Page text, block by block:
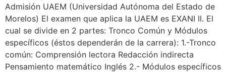
Admisión UAEM (Universidad Autónoma del Estado de
Morelos) El examen que aplica la UAEM es EXANI II. El
cual se divide en 2 partes: Tronco Común y Módulos
específicos (éstos dependerán de la carrera): 1.-Tronco
común: Comprensión lectora Redacción indirecta
Pensamiento matemático Inglés 2.- Módulos específicos